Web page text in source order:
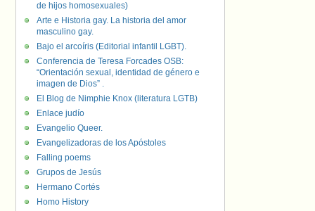
de hijos homosexuales)
Arte e Historia gay. La historia del amor
masculino gay.
Bajo el arcoíris (Editorial infantil LGBT).
Conferencia de Teresa Forcades OSB:
“Orientación sexual, identidad de género e
imagen de Dios” .
El Blog de Nimphie Knox (literatura LGTB)
Enlace judío
Evangelio Queer.
Evangelizadoras de los Apóstoles
Falling poems
Grupos de Jesús
Hermano Cortés
Homo History